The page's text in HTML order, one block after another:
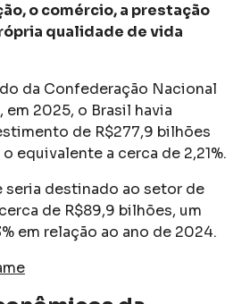
o comércio, a prestação
qualidade de vida
da Confederação Nacional
em 2025, o Brasil havia
de R$277,9 bilhões
equivalente a cerca de 2,21%.
seria destinado ao setor de
de R$89,9 bilhões, um
em relação ao ano de 2024.